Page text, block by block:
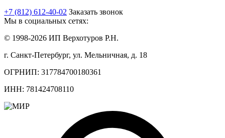
+7 (812) 612-40-02 Заказать звонок
Мы в социальных сетях:
© 1998-2026 ИП Верхотуров Р.Н.
г. Санкт-Петербург, ул. Мельничная, д. 18
ОГРНИП: 317784700180361
ИНН: 781424708110